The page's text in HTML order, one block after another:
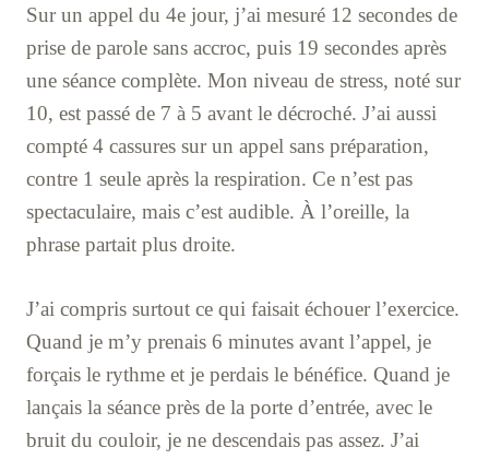
Sur un appel du 4e jour, j’ai mesuré 12 secondes de
prise de parole sans accroc, puis 19 secondes après
une séance complète. Mon niveau de stress, noté sur
10, est passé de 7 à 5 avant le décroché. J’ai aussi
compté 4 cassures sur un appel sans préparation,
contre 1 seule après la respiration. Ce n’est pas
spectaculaire, mais c’est audible. À l’oreille, la
phrase partait plus droite.
J’ai compris surtout ce qui faisait échouer l’exercice.
Quand je m’y prenais 6 minutes avant l’appel, je
forçais le rythme et je perdais le bénéfice. Quand je
lançais la séance près de la porte d’entrée, avec le
bruit du couloir, je ne descendais pas assez. J’ai